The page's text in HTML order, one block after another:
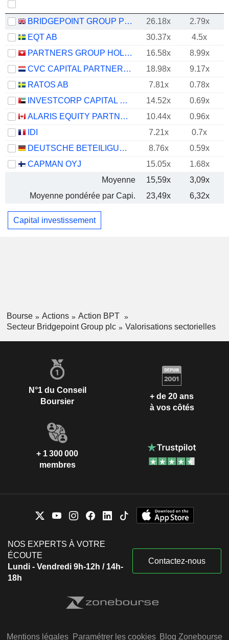
BRIDGEPOINT GROUP PLC 26.18x
2.79x
EQT AB
30.37x
4.5x
PARTNERS GROUP HOLDING AG
16.58x
8.99x
CVC CAPITAL PARTNERS PLC
18.98x
9.17x
RATOS AB
7.81x
0.78x
INVESTCORP CAPITAL PLC
14.52x
0.69x
ALARIS EQUITY PARTNERS INCOME TRUST
10.44x
0.96x
IDI
7.21x
0.7x
DEUTSCHE BETEILIGUNGS AG
8.76x
0.59x
CAPMAN OYJ
15.05x
1.68x
Moyenne
15,59x
3,09x
Moyenne pondérée par Capi.
23,49x 6,32x
Capital investissement
Bourse Actions
Action BPT
Secteur Bridgepoint Group plc
Valorisations sectorielles
N°1 du Conseil
Boursier
+ de 20 ans
à vos côtés
+ 1 300 000
membres
NOS EXPERTS À VOTRE
ÉCOUTE
Lundi - Vendredi 9h-12h / 14h-
18h
Contactez-nous
Mentions légales Paramétrer les cookies Blog Zonebourse